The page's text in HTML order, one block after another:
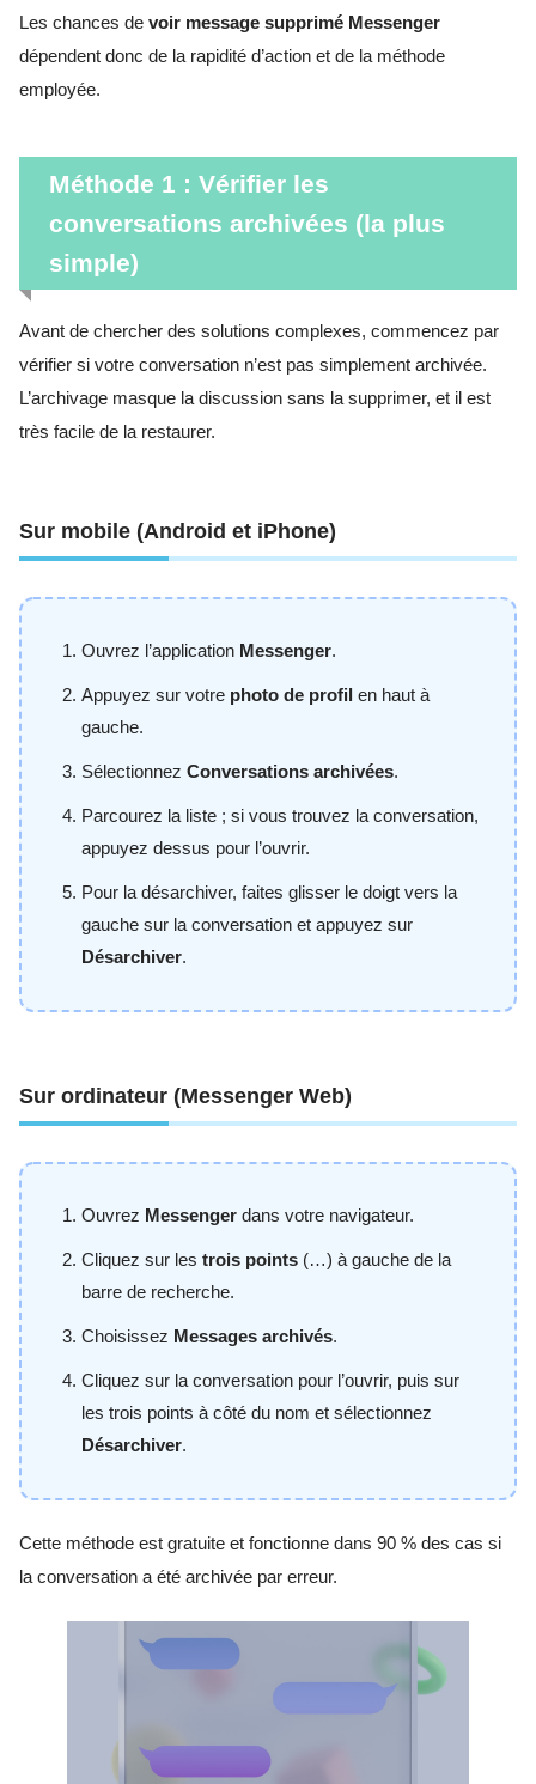
Les chances de voir message supprimé Messenger
dépendent donc de la rapidité d’action et de la méthode
employée.
Méthode 1 : Vérifier les
conversations archivées (la plus
simple)
Avant de chercher des solutions complexes, commencez par
vérifier si votre conversation n’est pas simplement archivée.
L’archivage masque la discussion sans la supprimer, et il est
très facile de la restaurer.
Sur mobile (Android et iPhone)
Ouvrez l’application Messenger.
Appuyez sur votre photo de profil en haut à
gauche.
Sélectionnez Conversations archivées.
Parcourez la liste ; si vous trouvez la conversation,
appuyez dessus pour l’ouvrir.
Pour la désarchiver, faites glisser le doigt vers la
gauche sur la conversation et appuyez sur
Désarchiver.
Sur ordinateur (Messenger Web)
Ouvrez Messenger dans votre navigateur.
Cliquez sur les trois points (…) à gauche de la
barre de recherche.
Choisissez Messages archivés.
Cliquez sur la conversation pour l’ouvrir, puis sur
les trois points à côté du nom et sélectionnez
Désarchiver.
Cette méthode est gratuite et fonctionne dans 90 % des cas si
la conversation a été archivée par erreur.